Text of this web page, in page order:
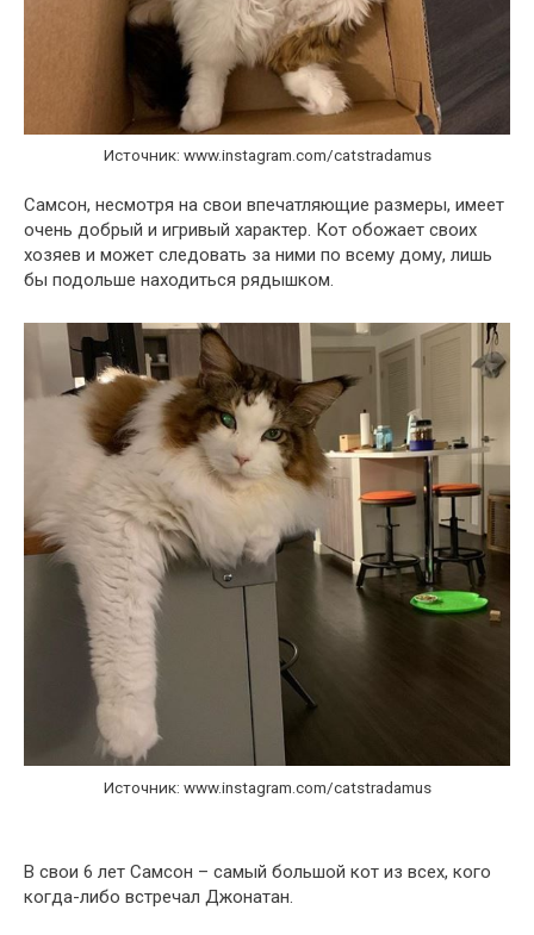
Источник: www.instagram.com/catstradamus
Самсон, несмотря на свои впечатляющие размеры, имеет
очень добрый и игривый характер. Кот обожает своих
хозяев и может следовать за ними по всему дому, лишь
бы подольше находиться рядышком.
Источник: www.instagram.com/catstradamus
В свои 6 лет Самсон – самый большой кот из всех, кого
когда-либо встречал Джонатан.